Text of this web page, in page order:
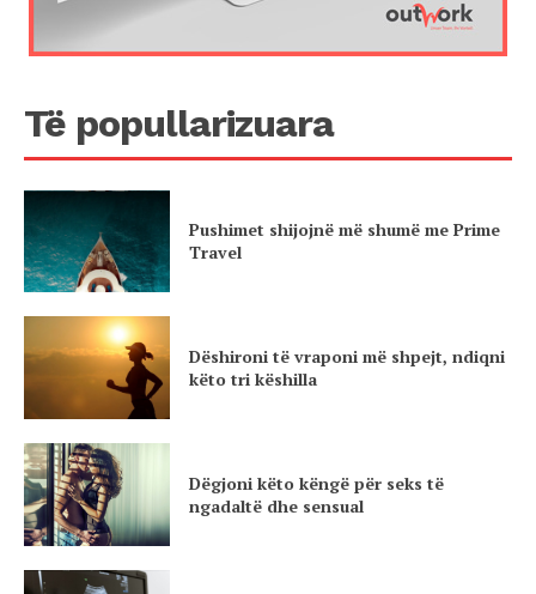
Të popullarizuara
Pushimet shijojnë më shumë me Prime
Travel
Dëshironi të vraponi më shpejt, ndiqni
këto tri këshilla
Dëgjoni këto këngë për seks të
ngadaltë dhe sensual